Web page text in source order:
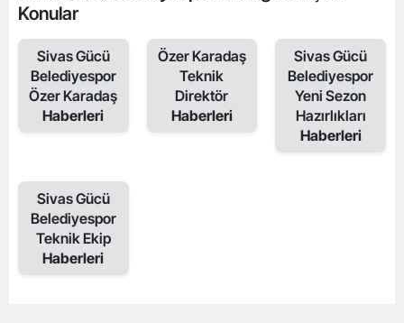
Konular
Sivas Gücü
Belediyespor
Özer Karadaş
Haberleri
Özer Karadaş
Teknik
Direktör
Haberleri
Sivas Gücü
Belediyespor
Yeni Sezon
Hazırlıkları
Haberleri
Sivas Gücü
Belediyespor
Teknik Ekip
Haberleri